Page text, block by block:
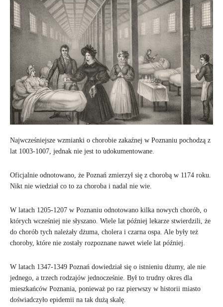
Najwcześniejsze wzmianki o chorobie zakaźnej w Poznaniu pochodzą z
lat 1003-1007, jednak nie jest to udokumentowane.
Oficjalnie odnotowano, że Poznań zmierzył się z chorobą w 1174 roku.
Nikt nie wiedział co to za choroba i nadal nie wie.
W latach 1205-1207 w Poznaniu odnotowano kilka nowych chorób, o
których wcześniej nie słyszano. Wiele lat później lekarze stwierdzili, że
do chorób tych należały dżuma, cholera i czarna ospa. Ale były też
choroby, które nie zostały rozpoznane nawet wiele lat później.
W latach 1347-1349 Poznań dowiedział się o istnieniu dżumy, ale nie
jednego, a trzech rodzajów jednocześnie. Był to trudny okres dla
mieszkańców Poznania, ponieważ po raz pierwszy w historii miasto
doświadczyło epidemii na tak dużą skalę.